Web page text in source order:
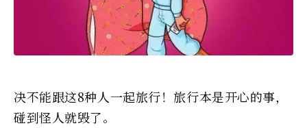
决不能跟这8种人一起旅行！旅行本是开心的事，
碰到怪人就毁了。